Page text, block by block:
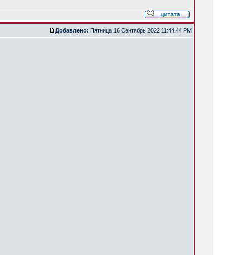
Добавлено: Пятница 16 Сентябрь 2022 11:44:44 PM